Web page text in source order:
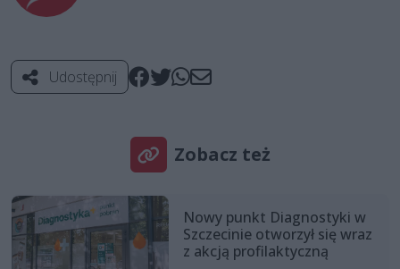
Udostępnij
Zobacz też
Nowy punkt Diagnostyki w
Szczecinie otworzył się wraz
z akcją profilaktyczną